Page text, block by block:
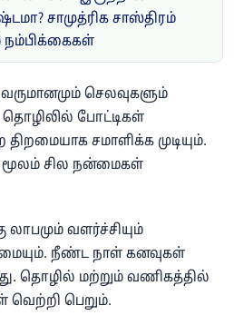
சாமுத்ரிக சாஸ்திரம்
நம்பிக்கைகள்
வருமானமும் செலவுகளும்
தொழிலில் போட்டிகள்
சமாளிக்க முடியும்.
மூலம் சில நன்மைகள்
லாபமும் வளர்ச்சியும்
நீண்ட நாள் கனவுகள்
தொழில் மற்றும் வணிகத்தில்
வெற்றி பெறும்.